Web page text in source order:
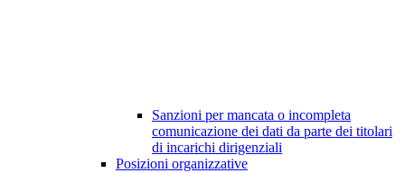
Sanzioni per mancata o incompleta
comunicazione dei dati da parte dei titolari
di incarichi dirigenziali
Posizioni organizzative